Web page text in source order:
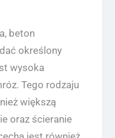
beton
określony
wysoka
Tego rodzaju
większą
oraz ścieranie